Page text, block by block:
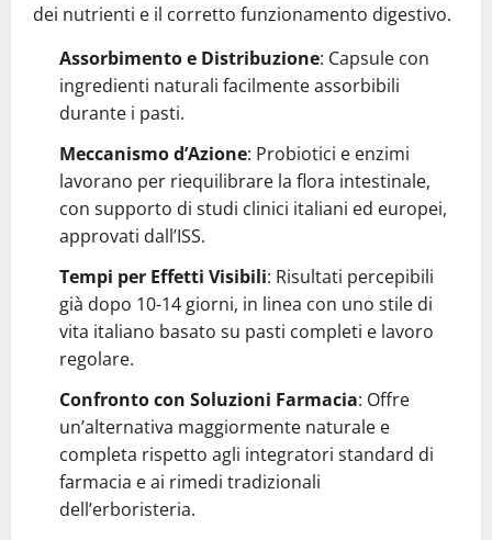
dei nutrienti e il corretto funzionamento digestivo.
Assorbimento e Distribuzione: Capsule con
ingredienti naturali facilmente assorbibili
durante i pasti.
Meccanismo d’Azione: Probiotici e enzimi
lavorano per riequilibrare la flora intestinale,
con supporto di studi clinici italiani ed europei,
approvati dall’ISS.
Tempi per Effetti Visibili: Risultati percepibili
già dopo 10-14 giorni, in linea con uno stile di
vita italiano basato su pasti completi e lavoro
regolare.
Confronto con Soluzioni Farmacia: Offre
un’alternativa maggiormente naturale e
completa rispetto agli integratori standard di
farmacia e ai rimedi tradizionali
dell’erboristeria.